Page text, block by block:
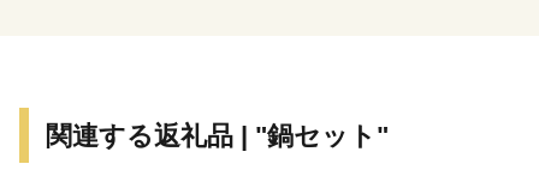
2024年の第12回「住みたい田舎ベストランキング」で
関連する返礼品 | "鍋セット"